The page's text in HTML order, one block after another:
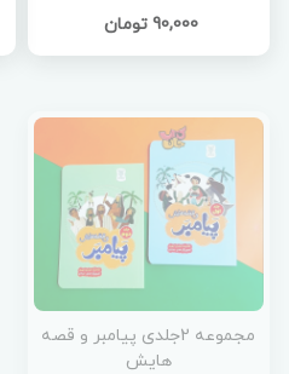
پیامبر(ص) به کودکان)
90,000 تومان
مجموعه 2جلدی پیامبر و قصه
هایش